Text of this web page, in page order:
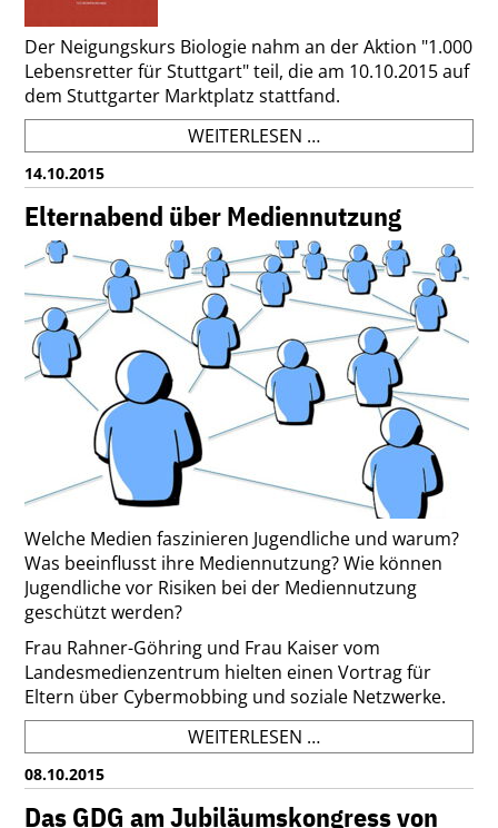
Der Neigungskurs Biologie nahm an der Aktion "1.000
Lebensretter für Stuttgart" teil, die am 10.10.2015 auf
dem Stuttgarter Marktplatz stattfand.
WEITERLESEN …BIOLOGIEKURS
BEI
"1.000
LEBENSRETTER
FÜR
STUTTGART"
14.10.2015
Elternabend über Mediennutzung
Welche Medien faszinieren Jugendliche und warum?
Was beeinflusst ihre Mediennutzung? Wie können
Jugendliche vor Risiken bei der Mediennutzung
geschützt werden?
Frau Rahner-Göhring und Frau Kaiser vom
Landesmedienzentrum hielten einen Vortrag für
Eltern über Cybermobbing und soziale Netzwerke.
WEITERLESEN …ELTERNABEND
ÜBER
MEDIENNUTZUNG
08.10.2015
Das GDG am Jubiläumskongress von